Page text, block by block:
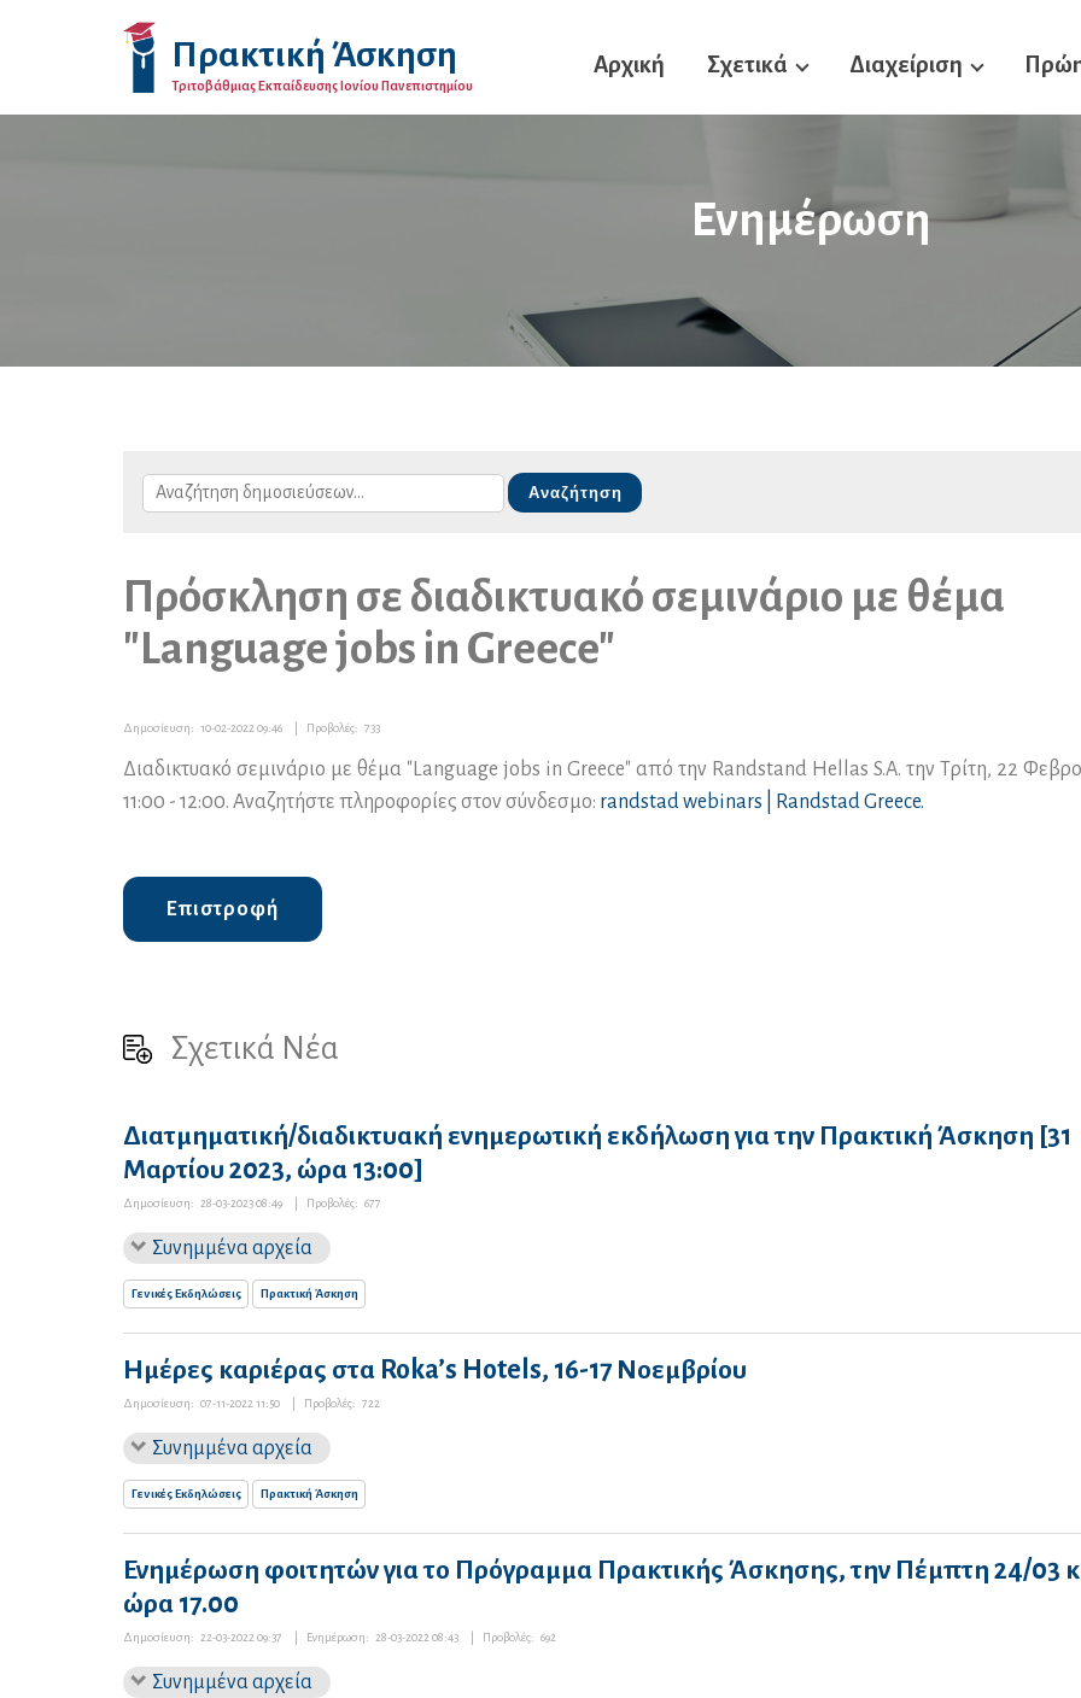
Πρακτική Άσκηση
Τριτοβάθμιας Εκπαίδευσης Ιονίου Πανεπιστημίου
Αρχική Σχετικά Διαχείριση
Ενημέρωση
Πρόσκληση σε διαδικτυακό σεμινάριο με θέμα
"Language jobs in Greece"
Δημοσίευση: 10-02-2022 09:46 Προβολές: 733
Διαδικτυακό σεμινάριο με θέμα "Language jobs in Greece" από την Randstand Hellas S.A. την Τρίτη, 22
11:00 - 12:00. Αναζητήστε πληροφορίες στον σύνδεσμο: randstad webinars | Randstad Greece.
Επιστροφή
Σχετικά Νέα
Διατμηματική/διαδικτυακή ενημερωτική εκδήλωση για την Πρακτική Άσκηση [31
Μαρτίου 2023, ώρα 13:00]
Δημοσίευση: 28-03-2023 08:49 Προβολές: 677
Συνημμένα αρχεία
Γενικές Εκδηλώσεις Πρακτική Άσκηση
Ημέρες καριέρας στα Roka’s Hotels, 16-17 Νοεμβρίου
Δημοσίευση: 07-11-2022 11:50 Προβολές: 722
Συνημμένα αρχεία
Γενικές Εκδηλώσεις Πρακτική Άσκηση
Ενημέρωση φοιτητών για το Πρόγραμμα Πρακτικής Άσκησης, την Πέμπτη 24/03
ώρα 17.00
Δημοσίευση: 22-03-2022 09:37 Ενημέρωση: 28-03-2022 08:43 Προβολές: 692
Συνημμένα αρχεία